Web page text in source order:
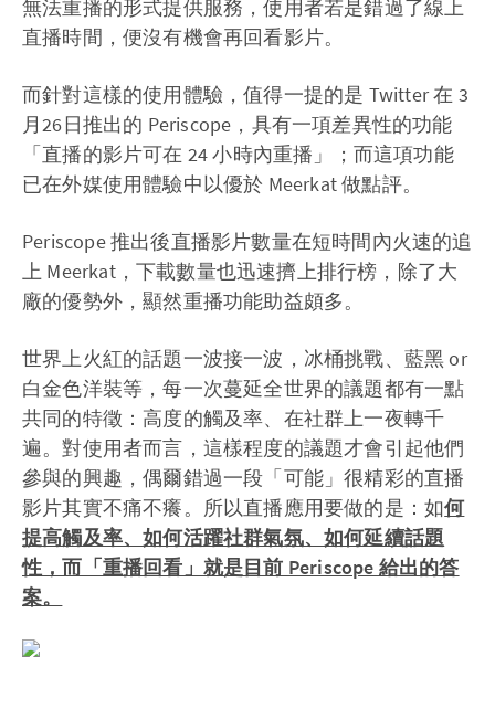
無法重播的形式提供服務，使用者若是錯過了線上
直播時間，便沒有機會再回看影片。
而針對這樣的使用體驗，值得一提的是 Twitter 在 3
月26日推出的 Periscope，具有一項差異性的功能
「直播的影片可在 24 小時內重播」；而這項功能
已在外媒使用體驗中以優於 Meerkat 做點評。
Periscope 推出後直播影片數量在短時間內火速的追
上 Meerkat，下載數量也迅速擠上排行榜，除了大
廠的優勢外，顯然重播功能助益頗多。
世界上火紅的話題一波接一波，冰桶挑戰、藍黑 or
白金色洋裝等，每一次蔓延全世界的議題都有一點
共同的特徵：高度的觸及率、在社群上一夜轉千
遍。對使用者而言，這樣程度的議題才會引起他們
參與的興趣，偶爾錯過一段「可能」很精彩的直播
影片其實不痛不癢。所以直播應用要做的是：如何
提高觸及率、如何活躍社群氣氛、如何延續話題
性，而「重播回看」就是目前 Periscope 給出的答
案。